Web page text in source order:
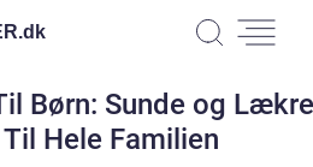
dk
Børn: Sunde og Lækre
Hele Familien